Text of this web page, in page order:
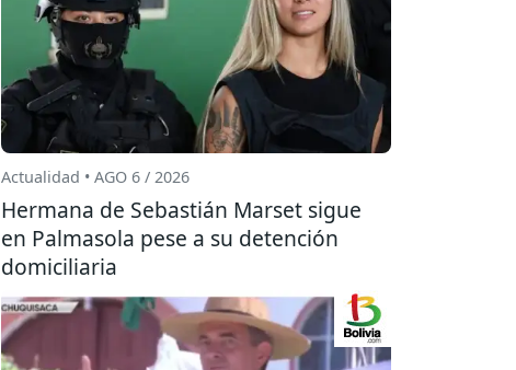
Actualidad • AGO 6 / 2026
Hermana de Sebastián Marset sigue
en Palmasola pese a su detención
domiciliaria